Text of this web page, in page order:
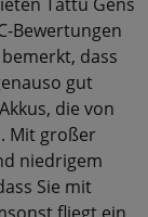
Bewertungen
dass
gut
die von
Mit großer
niedrigem
Sie mit